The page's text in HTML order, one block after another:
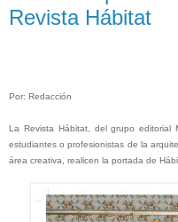
Revista Hábitat
Por: Redacción
La Revista Hábitat, del grupo editorial
estudiantes o profesionistas de la
área creativa, realicen la portada de